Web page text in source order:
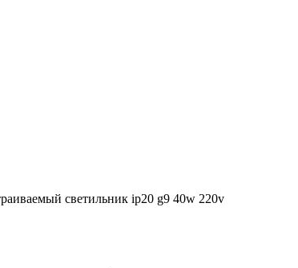
светильник ip20 g9 40w 220v